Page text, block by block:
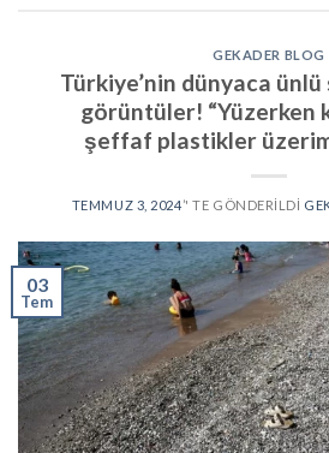
GEKADER BLOG
Türkiye’nin dünyaca
görüntüler! “Yüzerken
şeffaf plastikler
TEMMUZ 3, 2024’' TE GÖNDERILDI
03
Tem